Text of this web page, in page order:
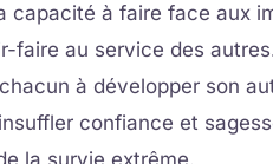
capacité à faire face aux
faire au service des
à développer son
confiance et
la survie extrême.